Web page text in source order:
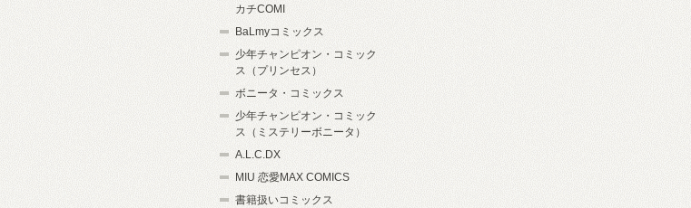
カチCOMI
BaLmyコミックス
少年チャンピオン・コミック
ス（プリンセス）
ボニータ・コミックス
少年チャンピオン・コミック
ス（ミステリーボニータ）
A.L.C.DX
MIU 恋愛MAX COMICS
書籍扱いコミックス